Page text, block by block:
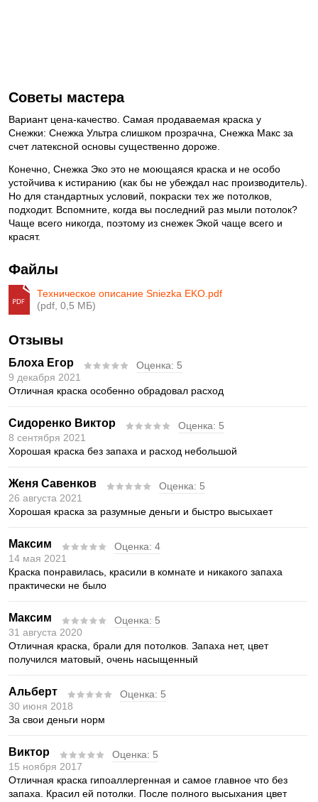
Советы мастера
Вариант цена-качество. Самая продаваемая краска у
Снежки: Снежка Ультра слишком прозрачна, Снежка Макс за
счет латексной основы существенно дороже.
Конечно, Снежка Эко это не моющаяся краска и не особо
устойчива к истиранию (как бы не убеждал нас производитель).
Но для стандартных условий, покраски тех же потолков,
подходит. Вспомните, когда вы последний раз мыли потолок?
Чаще всего никогда, поэтому из снежек Экой чаще всего и
красят.
Файлы
Техническое описание Sniezka EKO.pdf
(pdf, 0,5 МБ)
Отзывы
Блоха Егор Оценка: 5
9 декабря 2021
Отличная краска особенно обрадовал расход
Сидоренко Виктор Оценка: 5
8 сентября 2021
Хорошая краска без запаха и расход небольшой
Женя Савенков Оценка: 5
26 августа 2021
Хорошая краска за разумные деньги и быстро высыхает
Максим Оценка: 4
14 мая 2021
Краска понравилась, красили в комнате и никакого запаха
практически не было
Максим Оценка: 5
31 августа 2020
Отличная краска, брали для потолков. Запаха нет, цвет
получился матовый, очень насыщенный
Альберт Оценка: 5
30 июня 2018
За свои деньги норм
Виктор Оценка: 5
15 ноября 2017
Отличная краска гипоаллергенная и самое главное что без
запаха. Красил ей потолки. После полного высыхания цвет